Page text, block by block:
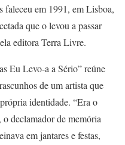
faleceu em 1991, em Lisboa,
que o levou a passar
editora Terra Livre.
Eu Levo-a a Sério” reúne
de um artista que
identidade. “Era o
declamador de memória
em jantares e festas,